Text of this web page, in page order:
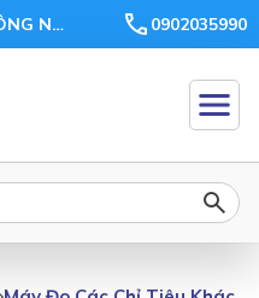
CÔNG TY TNHH THIẾT BỊ VÀ CÔNG NGHỆ CHÂU GIANG 0902035990